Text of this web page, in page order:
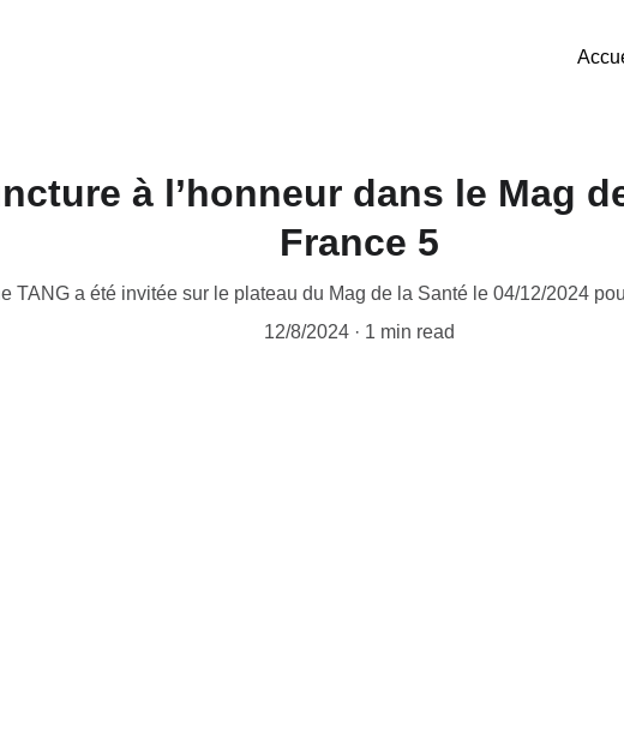
à l’honneur dans le Mag
France 5
TANG a été invitée sur le plateau du Mag de la Santé le 04/12/2024
12/8/2024
1 min read